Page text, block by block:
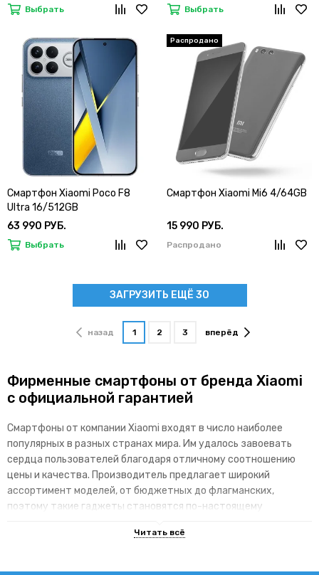
Выбрать Выбрать
Смартфон Xiaomi Poco F8
Ultra 16/512GB
63 990 РУБ.
Выбрать
Смартфон Xiaomi Mi6 4/64GB
15 990 РУБ.
Распродано
ЗАГРУЗИТЬ ЕЩЁ 30
назад 1 2 3 вперёд
Фирменные смартфоны от бренда Xiaomi
с официальной гарантией
Смартфоны от компании Xiaomi входят в число наиболее
популярных в разных странах мира. Им удалось завоевать
сердца пользователей благодаря отличному соотношению
цены и качества. Производитель предлагает широкий
ассортимент моделей, от бюджетных до флагманских,
поэтому такие гаджеты становятся по-настоящему
линейки гаджетов